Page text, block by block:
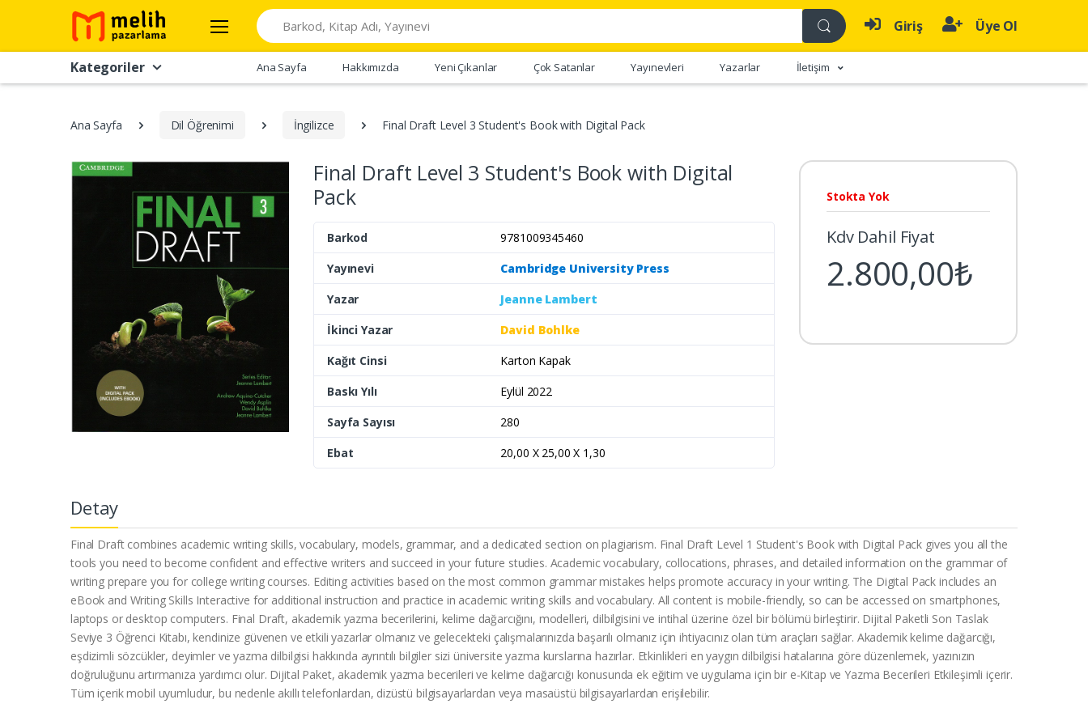
Search
Giriş Üye Ol
Kategoriler Ana Sayfa Hakkımızda Yeni Çıkanlar Çok Satanlar Yayınevleri Yazarlar İletişim
Ana Sayfa Dil Öğrenimi İngilizce Final Draft Level 3 Student's Book with Digital Pack
Final Draft Level 3 Student's Book with Digital
Pack
Barkod
9781009345460
Yayınevi
Cambridge University Press
Yazar
Jeanne Lambert
İkinci Yazar
David Bohlke
Kağıt Cinsi
Karton Kapak
Baskı Yılı
Eylül 2022
Sayfa Sayısı
280
Ebat
20,00 X 25,00 X 1,30
Stokta Yok
Kdv Dahil Fiyat
2.800,00₺
Detay
Final Draft combines academic writing skills, vocabulary, models, grammar, and a dedicated section on plagiarism. Final Draft Level 1 Student's Book with Digital Pack gives you all the
tools you need to become confident and effective writers and succeed in your future studies. Academic vocabulary, collocations, phrases, and detailed information on the grammar of
writing prepare you for college writing courses. Editing activities based on the most common grammar mistakes helps promote accuracy in your writing. The Digital Pack includes an
eBook and Writing Skills Interactive for additional instruction and practice in academic writing skills and vocabulary. All content is mobile-friendly, so can be accessed on smartphones,
laptops or desktop computers. Final Draft, akademik yazma becerilerini, kelime dağarcığını, modelleri, dilbilgisini ve intihal üzerine özel bir bölümü birleştirir. Dijital Paketli Son Taslak
Seviye 3 Öğrenci Kitabı, kendinize güvenen ve etkili yazarlar olmanız ve gelecekteki çalışmalarınızda başarılı olmanız için ihtiyacınız olan tüm araçları sağlar. Akademik kelime dağarcığı,
eşdizimli sözcükler, deyimler ve yazma dilbilgisi hakkında ayrıntılı bilgiler sizi üniversite yazma kurslarına hazırlar. Etkinlikleri en yaygın dilbilgisi hatalarına göre düzenlemek, yazınızın
doğruluğunu artırmanıza yardımcı olur. Dijital Paket, akademik yazma becerileri ve kelime dağarcığı konusunda ek eğitim ve uygulama için bir e-Kitap ve Yazma Becerileri Etkileşimli içerir.
Tüm içerik mobil uyumludur, bu nedenle akıllı telefonlardan, dizüstü bilgisayarlardan veya masaüstü bilgisayarlardan erişilebilir.